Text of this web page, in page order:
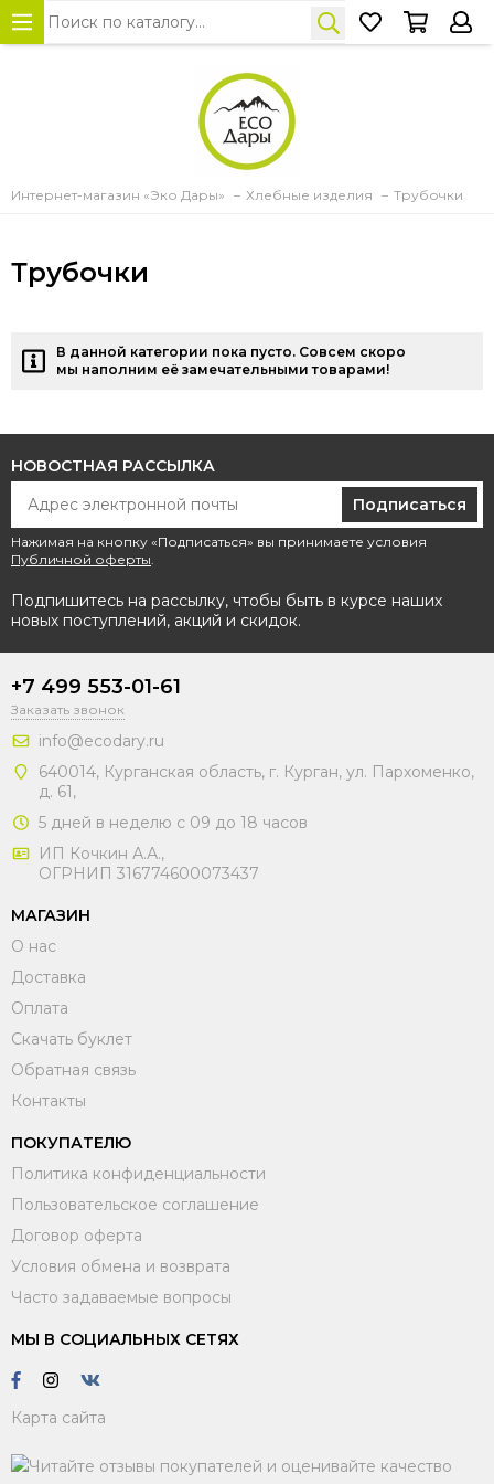
Интернет-магазин «Эко Дары» Хлебные изделия Трубочки
Трубочки
В данной категории пока пусто. Совсем скоро
мы наполним её замечательными товарами!
НОВОСТНАЯ РАССЫЛКА
Подписаться
Нажимая на кнопку «Подписаться» вы принимаете условия
Публичной оферты.
Подпишитесь на рассылку, чтобы быть в курсе наших
новых поступлений, акций и скидок.
+7 499 553-01-61
Заказать звонок
info@ecodary.ru
640014, Курганская область, г. Курган, ул. Пархоменко,
д. 61,
5 дней в неделю с 09 до 18 часов
ИП Кочкин А.А.,
ОГРНИП 316774600073437
МАГАЗИН
О нас
Доставка
Оплата
Скачать буклет
Обратная связь
Контакты
ПОКУПАТЕЛЮ
Политика конфиденциальности
Пользовательское соглашение
Договор оферта
Условия обмена и возврата
Часто задаваемые вопросы
МЫ В СОЦИАЛЬНЫХ СЕТЯХ
Карта сайта